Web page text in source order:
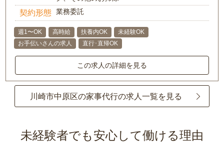
契約形態 業務委託
週1〜OK 高時給 扶養内OK
未経験OK
お手伝いさんの求人
直行･直帰OK
この求人の詳細を見る
川崎市中原区の家事代行の求人一覧を見る
未経験者でも安心して働ける理由